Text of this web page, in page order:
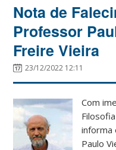
Nota de
Professor
Freire Vieira
23/12/2022 12:11
Com
informa
Paulo